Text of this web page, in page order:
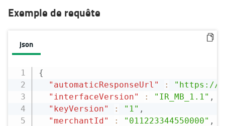
Exemple de requête
json
{
"automaticResponseUrl"
:
"https://
"interfaceVersion"
: "IR_MB_1.1" ,
"keyVersion"
: "1" ,
"merchantId"
: "011223344550000" ,